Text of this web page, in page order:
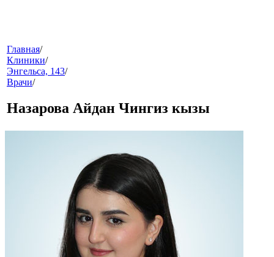
меню
Главная/
Клиники/
Энгельса, 143/
Врачи/
Назарова Айдан Чингиз кызы